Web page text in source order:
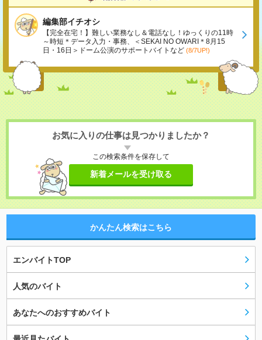
編集部イチオシ
【完全在宅！】難しい業務なし＆電話なし！ゆっくりの11時
～時短＊データ入力・事務、＜SEKAI NO OWARI＊8月15
日・16日＞ドーム公演のサポートバイトなど (8/7UP!)
お気に入りの仕事は見つかりましたか？
この検索条件を保存して
新着メールを受け取る
かんたん検索はこちら
エンバイトTOP
人気のバイト
あなたへのおすすめバイト